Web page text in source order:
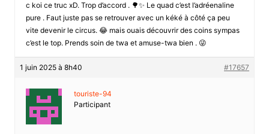
c koi ce truc xD. Trop d’accord . 🌳✨ Le quad c’est l’adréenaline
pure . Faut juste pas se retrouver avec un kéké à côté ça peu
vite devenir le circus. 😂 mais ouais découvrir des coins sympas
c’est le top. Prends soin de twa et amuse-twa bien . 😜
1 juin 2025 à 8h40 #17657
touriste-94
Participant